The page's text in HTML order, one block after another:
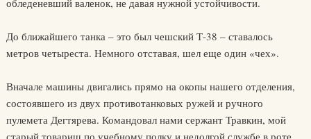
обледеневший валенок, не давая нужной устойчивости.
До ближайшего танка – это был чешский Т-38 – ставалось
метров четыреста. Немного отставая, шел еще один «чех».
Вначале машины двигались прямо на окопы нашего отделения,
состоявшего из двух противотанковых ружей и ручного
пулемета Дегтярева. Командовал нами сержант Травкин, мой
старый товарищ по учебному полку и недолгой службе в роте